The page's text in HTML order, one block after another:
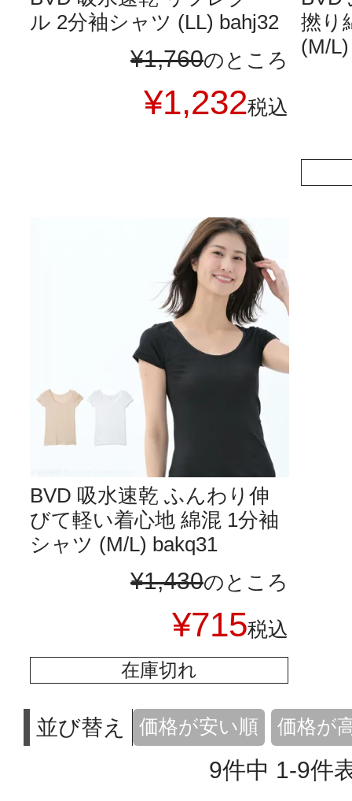
ル 2分袖シャツ (LL) bahj32
¥1,760のところ
¥1,232税込
撚り
(M/
BVD 吸水速乾 ふんわり伸
びて軽い着心地 綿混 1分袖
シャツ (M/L) bakq31
¥1,430のところ
¥715税込
在庫切れ
並び替え 価格が安い順 価格が
9件中 1-9件